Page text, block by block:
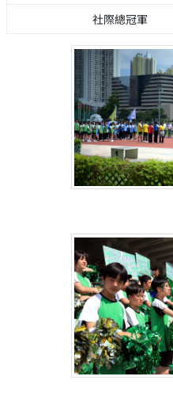
社際總冠軍